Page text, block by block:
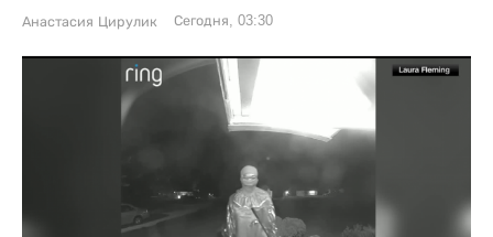
Анастасия Цирулик Сегодня, 03:30